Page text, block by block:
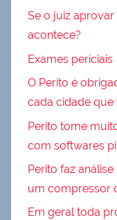
Se o juiz
acontece?
Exames periciais
O Perito é
cada cidade que
Perito tome
com softwares
Perito faz
um compressor
Em geral toda